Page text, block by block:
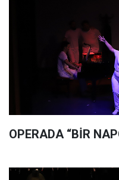
OPERADA “BİR